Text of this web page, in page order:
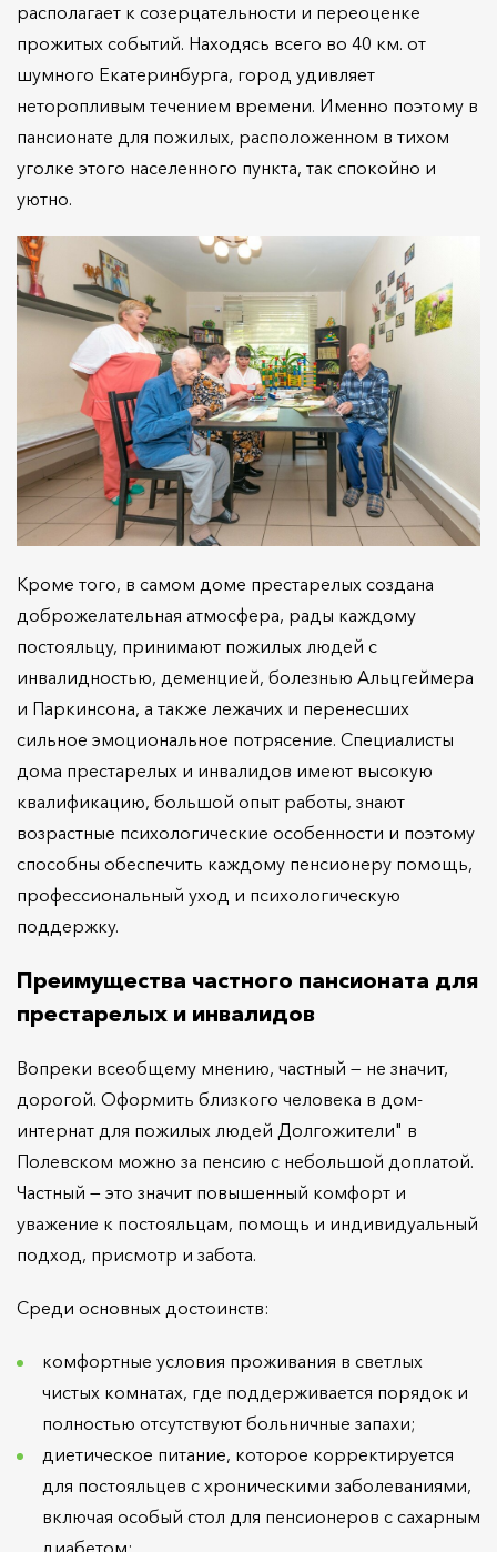
располагает к созерцательности и переоценке
прожитых событий. Находясь всего во 40 км. от
шумного Екатеринбурга, город удивляет
неторопливым течением времени. Именно поэтому в
пансионате для пожилых, расположенном в тихом
уголке этого населенного пункта, так спокойно и
уютно.
Кроме того, в самом доме престарелых создана
доброжелательная атмосфера, рады каждому
постояльцу, принимают пожилых людей с
инвалидностью, деменцией, болезнью Альцгеймера
и Паркинсона, а также лежачих и перенесших
сильное эмоциональное потрясение. Специалисты
дома престарелых и инвалидов имеют высокую
квалификацию, большой опыт работы, знают
возрастные психологические особенности и поэтому
способны обеспечить каждому пенсионеру помощь,
профессиональный уход и психологическую
поддержку.
Преимущества частного пансионата для
престарелых и инвалидов
Вопреки всеобщему мнению, частный — не значит,
дорогой. Оформить близкого человека в дом-
интернат для пожилых людей Долгожители" в
Полевском можно за пенсию с небольшой доплатой.
Частный — это значит повышенный комфорт и
уважение к постояльцам, помощь и индивидуальный
подход, присмотр и забота.
Среди основных достоинств:
комфортные условия проживания в светлых
чистых комнатах, где поддерживается порядок и
полностью отсутствуют больничные запахи;
диетическое питание, которое корректируется
для постояльцев с хроническими заболеваниями,
включая особый стол для пенсионеров с сахарным
диабетом;